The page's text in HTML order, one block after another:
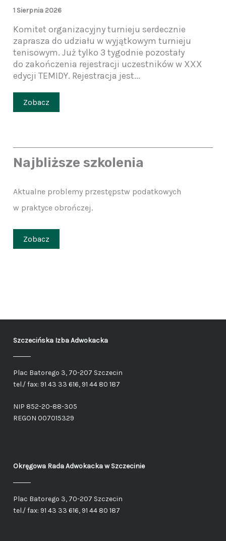
1 Sierpnia 2026
Komitet organizacyjny turnieju serdecznie
zaprasza do udziału w wyjątkowym turnieju
tenisowym. Już tylko 3 tygodnie pozostały
do zakończenia rejestracji uczestników w XXX
edycji TEMIDY. Rejestracja jest...
Zobacz
Najbliższe szkolenia
Aktualne problemy przestępstw podatkowych
w praktyce obrończej.
Zobacz
Szczecińska Izba Adwokacka
Plac Batorego 3, 70-207 Szczecin
tel./ fax: 91 43 33 616, 91 44 80 187
NIP 852-20-88-305
REGON 007015329
Okręgowa Rada Adwokackaw Szczecinie
Plac Batorego 3, 70-207 Szczecin
tel./ fax: 91 43 33 616, 91 44 80 187